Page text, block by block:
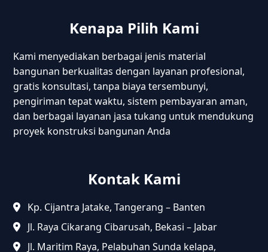
Kenapa Pilih Kami
Kami menyediakan berbagai jenis material
bangunan berkualitas dengan layanan profesional,
gratis konsultasi, tanpa biaya tersembunyi,
pengiriman tepat waktu, sistem pembayaran aman,
dan berbagai layanan jasa tukang untuk mendukung
proyek konstruksi bangunan Anda
Kontak Kami
Kp. Cijantra Jatake, Tangerang – Banten
Jl. Raya Cikarang Cibarusah, Bekasi – Jabar
Jl. Maritim Raya, Pelabuhan Sunda kelapa,